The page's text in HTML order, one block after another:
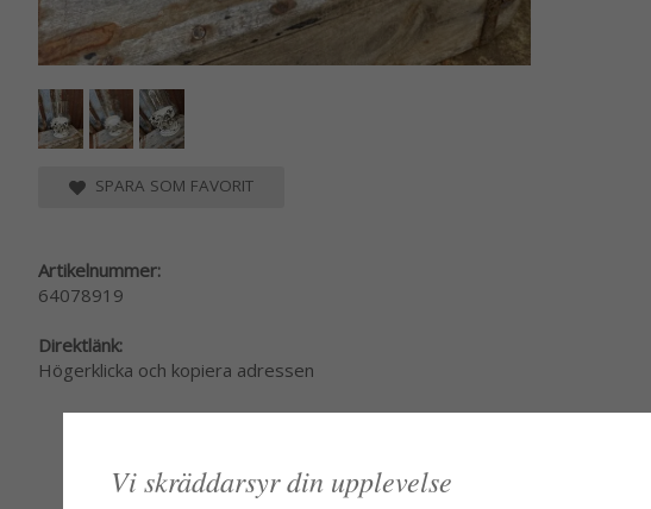
SPARA SOM FAVORIT
Artikelnummer:
64078919
Direktlänk:
Högerklicka och kopiera adressen
Vi skräddarsyr din upplevelse